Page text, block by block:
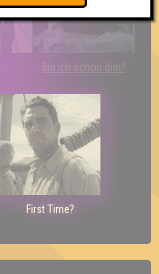
Bin ich schon drin?
First Time?